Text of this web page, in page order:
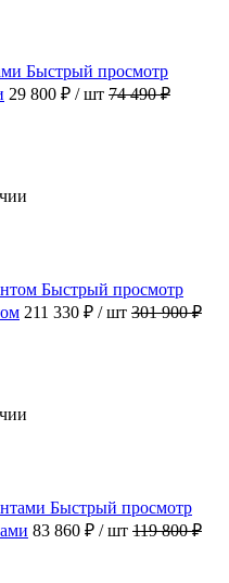
Быстрый просмотр
29 800 ₽ / шт 74 490 ₽
Быстрый просмотр
211 330 ₽ / шт 301 900 ₽
Быстрый просмотр
83 860 ₽ / шт 119 800 ₽